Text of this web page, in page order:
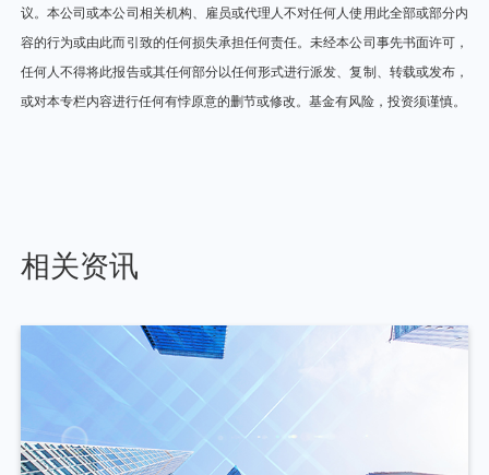
议。本公司或本公司相关机构、雇员或代理人不对任何人使用此全部或部分内
容的行为或由此而引致的任何损失承担任何责任。未经本公司事先书面许可，
任何人不得将此报告或其任何部分以任何形式进行派发、复制、转载或发布，
或对本专栏内容进行任何有悖原意的删节或修改。基金有风险，投资须谨慎。
相关资讯